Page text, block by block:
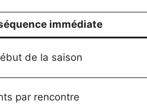
immédiate
de la saison
par rencontre